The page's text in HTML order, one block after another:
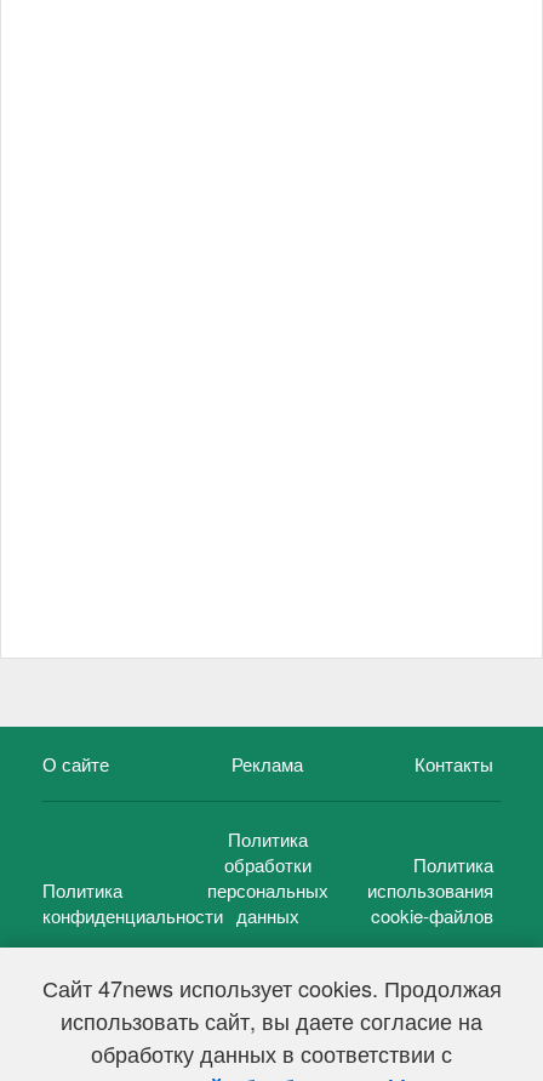
Сайт 47news использует cookies. Продолжая
использовать сайт, вы даете согласие на
обработку данных в соответствии с
О сайте Реклама Контакты
Политика
конфиденциальности
Политика
обработки
персональных
данных
Политика
использования
cookie-файлов
47 новостей (47 news)2005 — 2026 г.
Свидетельство о регистрации СМИ Эл № ФС 77-39848, выдано
Федеральной службой по надзору в сфере связи,